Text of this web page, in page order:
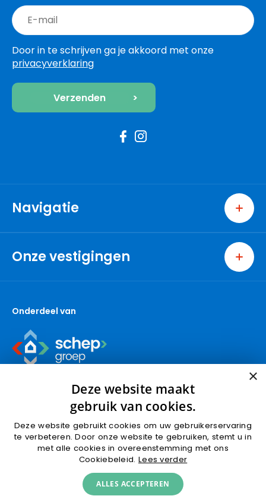
Door in te schrijven ga je akkoord met onze
privacyverklaring
Navigatie
Home
Bedrijven
Nieuwbouw
Contact
Onze vestigingen
Ridderkerk
Capelle aan den IJssel
Den Haag
Gouda (wonen)
Gouda (bedrijven)
Krimpen aan den IJssel
Pijnacker
Rotterdam
Onderdeel van
Algemene voorwaarden
Privacyverklaring
Cookies
© 2026 Van der Giessen en van Herk makelaars
×
Deze website maakt
gebruik van cookies.
Deze website gebruikt cookies om uw gebruikerservaring
te verbeteren. Door onze website te gebruiken, stemt u in
met alle cookies in overeenstemming met ons
Cookiebeleid. Lees verder
ALLES ACCEPTEREN